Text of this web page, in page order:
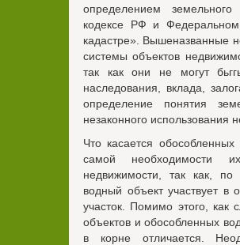
определением
кодексе РФ и
кадастре». Вышеназванные
системы объектов
так как они не могут
наследования, вклада,
определение понятия
незаконного использования
Что касается
самой необходимости
недвижимости, так как,
водный объект участвует в
участок. Помимо этого, как
объектов и обособленных
в корне отличается.